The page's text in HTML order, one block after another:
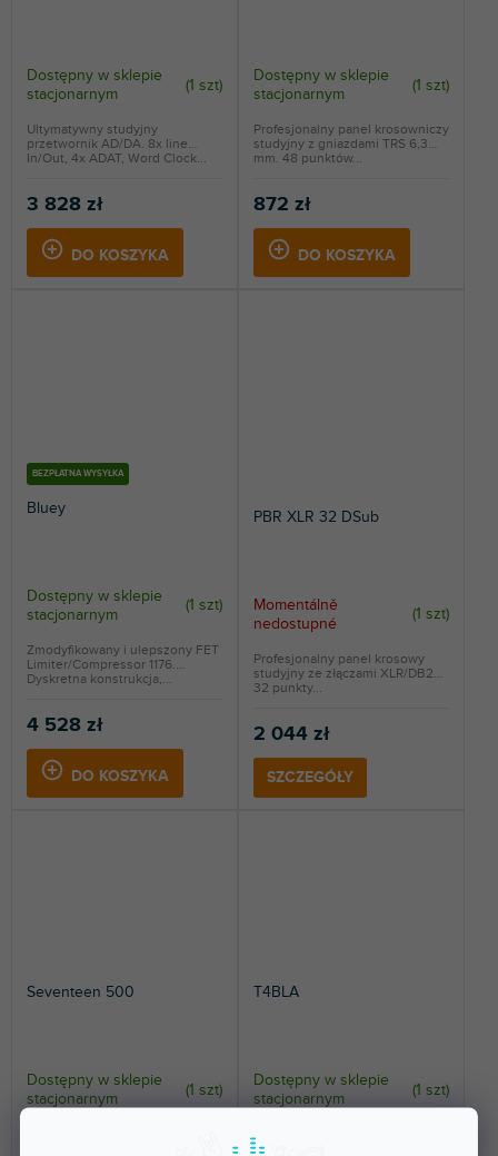
Dostępny w sklepie
stacjonarnym
(1 szt)
3 828 zł
DO KOSZYKA
Ultymatywny studyjny
przetwornik AD/DA. 8x line
In/Out, 4x ADAT, Word Clock...
Dostępny w sklepie
stacjonarnym
(1 szt)
872 zł
DO KOSZYKA
Profesjonalny panel krosowniczy
studyjny z gniazdami TRS 6,3
mm. 48 punktów...
BEZPŁATNA WYSYŁKA
Bluey
Dostępny w sklepie
stacjonarnym
(1 szt)
4 528 zł
DO KOSZYKA
Zmodyfikowany i ulepszony FET
Limiter/Compressor 1176.
Dyskretna konstrukcja,...
PBR XLR 32 DSub
Momentálně
nedostupné
(1 szt)
2 044 zł
SZCZEGÓŁY
Profesjonalny panel krosowy
studyjny ze złączami XLR/DB25.
32 punkty...
Seventeen 500
Dostępny w sklepie
stacjonarnym
(1 szt)
T4BLA
Dostępny w sklepie
stacjonarnym
(1 szt)
Optoizolator do kompresorów i
limiterów.